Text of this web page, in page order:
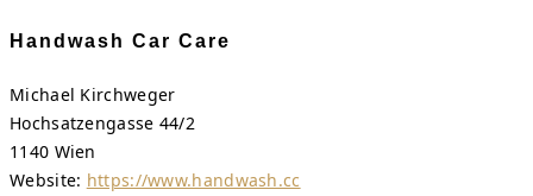
Handwash Car Care
Michael Kirchweger
Hochsatzengasse 44/2
1140 Wien
Website: https://www.handwash.cc